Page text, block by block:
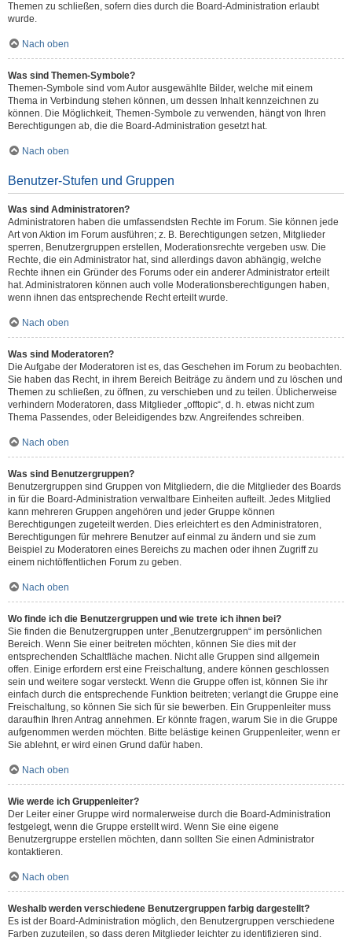
Themen zu schließen, sofern dies durch die Board-Administration erlaubt
wurde.
Nach oben
Was sind Themen-Symbole?
Themen-Symbole sind vom Autor ausgewählte Bilder, welche mit einem
Thema in Verbindung stehen können, um dessen Inhalt kennzeichnen zu
können. Die Möglichkeit, Themen-Symbole zu verwenden, hängt von Ihren
Berechtigungen ab, die die Board-Administration gesetzt hat.
Nach oben
Benutzer-Stufen und Gruppen
Was sind Administratoren?
Administratoren haben die umfassendsten Rechte im Forum. Sie können jede
Art von Aktion im Forum ausführen; z. B. Berechtigungen setzen, Mitglieder
sperren, Benutzergruppen erstellen, Moderationsrechte vergeben usw. Die
Rechte, die ein Administrator hat, sind allerdings davon abhängig, welche
Rechte ihnen ein Gründer des Forums oder ein anderer Administrator erteilt
hat. Administratoren können auch volle Moderationsberechtigungen haben,
wenn ihnen das entsprechende Recht erteilt wurde.
Nach oben
Was sind Moderatoren?
Die Aufgabe der Moderatoren ist es, das Geschehen im Forum zu beobachten.
Sie haben das Recht, in ihrem Bereich Beiträge zu ändern und zu löschen und
Themen zu schließen, zu öffnen, zu verschieben und zu teilen. Üblicherweise
verhindern Moderatoren, dass Mitglieder „offtopic“, d. h. etwas nicht zum
Thema Passendes, oder Beleidigendes bzw. Angreifendes schreiben.
Nach oben
Was sind Benutzergruppen?
Benutzergruppen sind Gruppen von Mitgliedern, die die Mitglieder des Boards
in für die Board-Administration verwaltbare Einheiten aufteilt. Jedes Mitglied
kann mehreren Gruppen angehören und jeder Gruppe können
Berechtigungen zugeteilt werden. Dies erleichtert es den Administratoren,
Berechtigungen für mehrere Benutzer auf einmal zu ändern und sie zum
Beispiel zu Moderatoren eines Bereichs zu machen oder ihnen Zugriff zu
einem nichtöffentlichen Forum zu geben.
Nach oben
Wo finde ich die Benutzergruppen und wie trete ich ihnen bei?
Sie finden die Benutzergruppen unter „Benutzergruppen“ im persönlichen
Bereich. Wenn Sie einer beitreten möchten, können Sie dies mit der
entsprechenden Schaltfläche machen. Nicht alle Gruppen sind allgemein
offen. Einige erfordern erst eine Freischaltung, andere können geschlossen
sein und weitere sogar versteckt. Wenn die Gruppe offen ist, können Sie ihr
einfach durch die entsprechende Funktion beitreten; verlangt die Gruppe eine
Freischaltung, so können Sie sich für sie bewerben. Ein Gruppenleiter muss
daraufhin Ihren Antrag annehmen. Er könnte fragen, warum Sie in die Gruppe
aufgenommen werden möchten. Bitte belästige keinen Gruppenleiter, wenn er
Sie ablehnt, er wird einen Grund dafür haben.
Nach oben
Wie werde ich Gruppenleiter?
Der Leiter einer Gruppe wird normalerweise durch die Board-Administration
festgelegt, wenn die Gruppe erstellt wird. Wenn Sie eine eigene
Benutzergruppe erstellen möchten, dann sollten Sie einen Administrator
kontaktieren.
Nach oben
Weshalb werden verschiedene Benutzergruppen farbig dargestellt?
Es ist der Board-Administration möglich, den Benutzergruppen verschiedene
Farben zuzuteilen, so dass deren Mitglieder leichter zu identifizieren sind.